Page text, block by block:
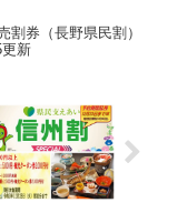
割券（長野県民割）
新